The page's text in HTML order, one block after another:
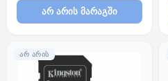
არ არის მარაგში
ᲐᲠ ᲐᲠᲘᲡ